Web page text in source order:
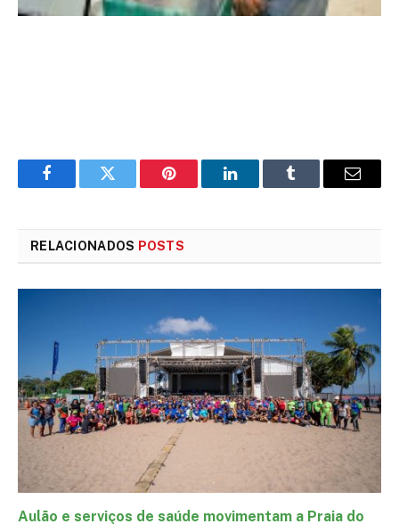
FacebookTwitter Pinterest LinkedInTumblr
E-
RELACIONADOS POSTS
Aulão e serviços de saúde movimentam a Praia do